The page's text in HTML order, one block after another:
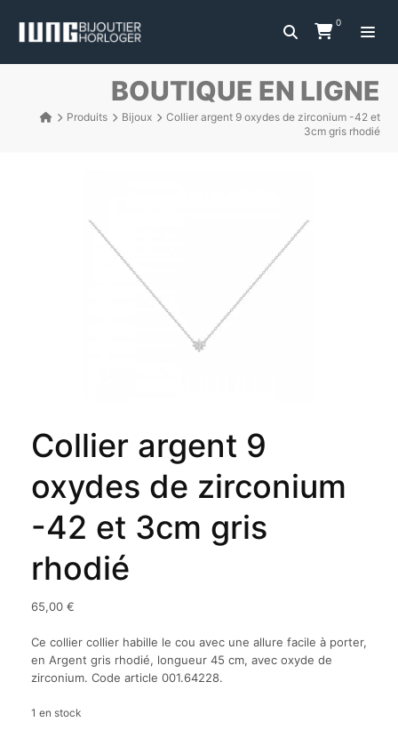
0
BOUTIQUE EN LIGNE
Produits Bijoux
Collier argent 9 oxydes de zirconium -42 et
3cm gris rhodié
Collier argent 9
oxydes de zirconium
-42 et 3cm gris
rhodié
65,00 €
Ce collier collier habille le cou avec une allure facile à porter,
en Argent gris rhodié, longueur 45 cm, avec oxyde de
zirconium. Code article 001.64228.
1 en stock